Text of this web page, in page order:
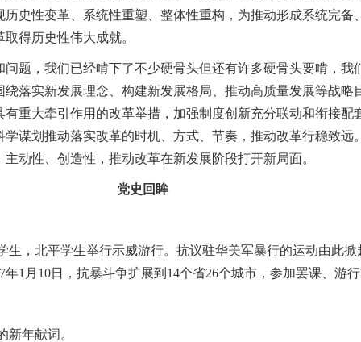
史性变革、系统性重塑、整体性重构，为推动形成系统完
得历史性伟大成就。
，我们已经啃下了不少硬骨头但还有许多硬骨头要啃，我
落实新发展理念、构建新发展格局、推动高质量发展等战
重大牵引作用的改革举措，加强制度创新充分联动和衔接
谋划推动落实改革的时机、方式、节奏，推动改革行稳致
动性、创造性，推动改革在新发展阶段打开新局面。
党史回眸
，北平学生举行示威游行。抗议驻华美军暴行的运动由此掀
1月10日，抗暴斗争扩展到14个省26个城市，参加罢课、游行
年献词。